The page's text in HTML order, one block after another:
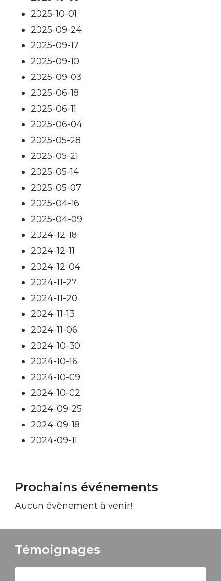
Prochains événements
Aucun évènement à venir!
2025-10-01
2025-09-24
2025-09-17
2025-09-10
2025-09-03
2025-06-18
2025-06-11
2025-06-04
2025-05-28
2025-05-21
2025-05-14
2025-05-07
2025-04-16
2025-04-09
2024-12-18
2024-12-11
2024-12-04
2024-11-27
2024-11-20
2024-11-13
2024-11-06
2024-10-30
2024-10-16
2024-10-09
2024-10-02
2024-09-25
2024-09-18
2024-09-11
Témoignages